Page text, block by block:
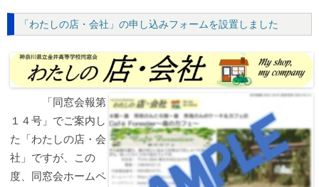
「わたしの店・会社」の申し込みフォームを設置しました
「同窓会報第
１４号」でご案内し
た「わたしの店・会
社」ですが、この
度、同窓会ホームペ